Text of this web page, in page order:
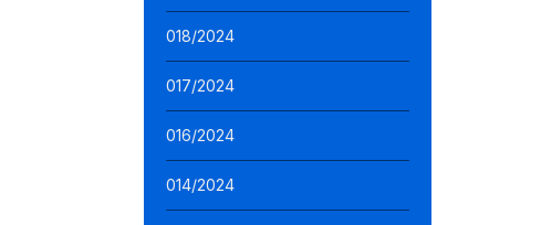
018/2024
017/2024
016/2024
014/2024